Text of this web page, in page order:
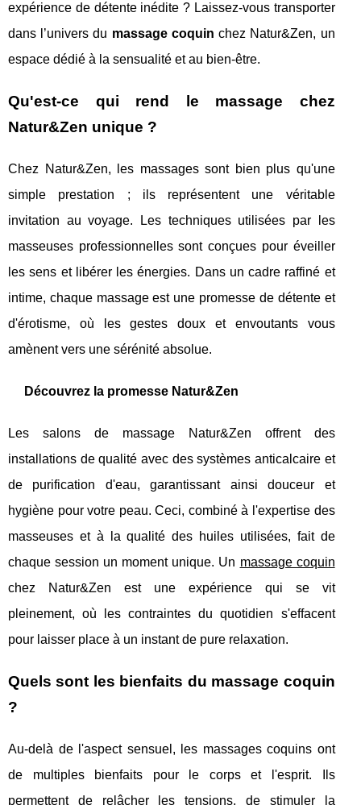
expérience de détente inédite ? Laissez-vous transporter
dans l’univers du massage coquin chez Natur&Zen, un
espace dédié à la sensualité et au bien-être.
Qu'est-ce qui rend le massage chez
Natur&Zen unique ?
Chez Natur&Zen, les massages sont bien plus qu'une
simple prestation ; ils représentent une véritable
invitation au voyage. Les techniques utilisées par les
masseuses professionnelles sont conçues pour éveiller
les sens et libérer les énergies. Dans un cadre raffiné et
intime, chaque massage est une promesse de détente et
d'érotisme, où les gestes doux et envoutants vous
amènent vers une sérénité absolue.
Découvrez la promesse Natur&Zen
Les salons de massage Natur&Zen offrent des
installations de qualité avec des systèmes anticalcaire et
de purification d'eau, garantissant ainsi douceur et
hygiène pour votre peau. Ceci, combiné à l'expertise des
masseuses et à la qualité des huiles utilisées, fait de
chaque session un moment unique. Un massage coquin
chez Natur&Zen est une expérience qui se vit
pleinement, où les contraintes du quotidien s'effacent
pour laisser place à un instant de pure relaxation.
Quels sont les bienfaits du massage coquin
?
Au-delà de l'aspect sensuel, les massages coquins ont
de multiples bienfaits pour le corps et l'esprit. Ils
permettent de relâcher les tensions, de stimuler la